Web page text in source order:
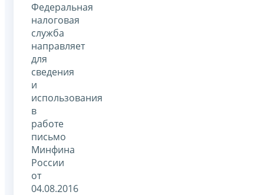
Федеральная
налоговая
служба
направляет
для
сведения
и
использования
в
работе
письмо
Минфина
России
от
04.08.2016